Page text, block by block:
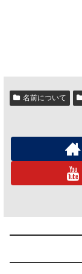
名前について